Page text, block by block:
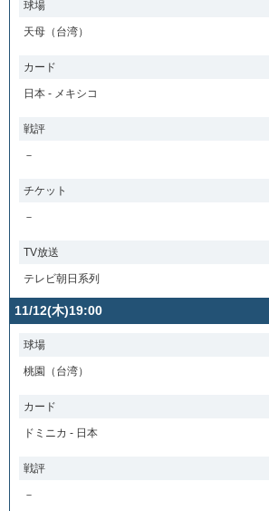
球場
天母（台湾）
カード
日本 - メキシコ
戦評
－
チケット
－
TV放送
テレビ朝日系列
11/12(木)19:00
球場
桃園（台湾）
カード
ドミニカ - 日本
戦評
－